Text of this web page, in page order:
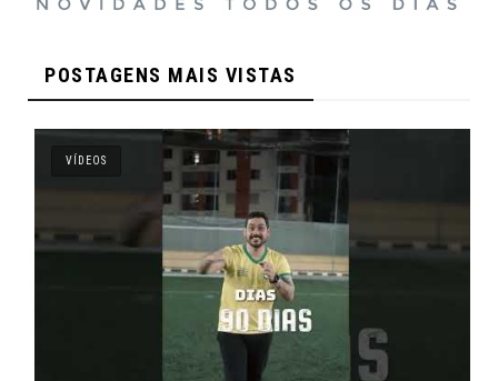
POSTAGENS MAIS VISTAS
VÍDEOS